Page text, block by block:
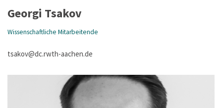
Georgi Tsakov
Wissenschaftliche Mitarbeitende
tsakov@dc.rwth-aachen.de